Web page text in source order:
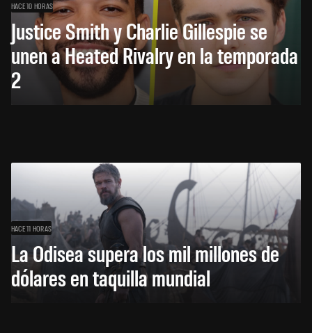
HACE 10 HORAS
Justice Smith y Charlie Gillespie se
unen a Heated Rivalry en la temporada
2
HACE 11 HORAS
La Odisea supera los mil millones de
dólares en taquilla mundial